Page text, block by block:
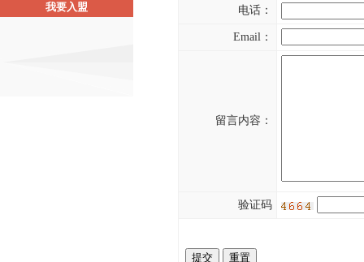
我要入盟 电话：
Email：
留言内容：
验证码